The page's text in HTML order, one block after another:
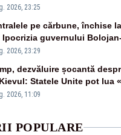
2026, 23:25
pe cărbune, închise
Ipocrizia guvernului
de alertă
2026, 23:29
dezvăluire șocantă
Statele Unite pot lua
vor» din minele Ucrainei”
2026, 11:09
POPULARE